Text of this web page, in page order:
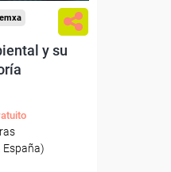
y su
España)